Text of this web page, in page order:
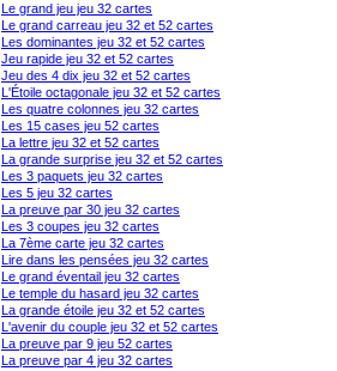
Le grand jeu jeu 32 cartes
Le grand carreau jeu 32 et 52 cartes
Les dominantes jeu 32 et 52 cartes
Jeu rapide jeu 32 et 52 cartes
Jeu des 4 dix jeu 32 et 52 cartes
L'Étoile octagonale jeu 32 et 52 cartes
Les quatre colonnes jeu 32 cartes
Les 15 cases jeu 52 cartes
La lettre jeu 32 et 52 cartes
La grande surprise jeu 32 et 52 cartes
Les 3 paquets jeu 32 cartes
Les 5 jeu 32 cartes
La preuve par 30 jeu 32 cartes
Les 3 coupes jeu 32 cartes
La 7ème carte jeu 32 cartes
Lire dans les pensées jeu 32 cartes
Le grand éventail jeu 32 cartes
Le temple du hasard jeu 32 cartes
La grande étoile jeu 32 et 52 cartes
L'avenir du couple jeu 32 et 52 cartes
La preuve par 9 jeu 52 cartes
La preuve par 4 jeu 32 cartes